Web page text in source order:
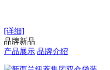
[详细]
品牌新品
产品展示 品牌介绍